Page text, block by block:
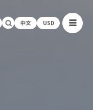
中文 USD